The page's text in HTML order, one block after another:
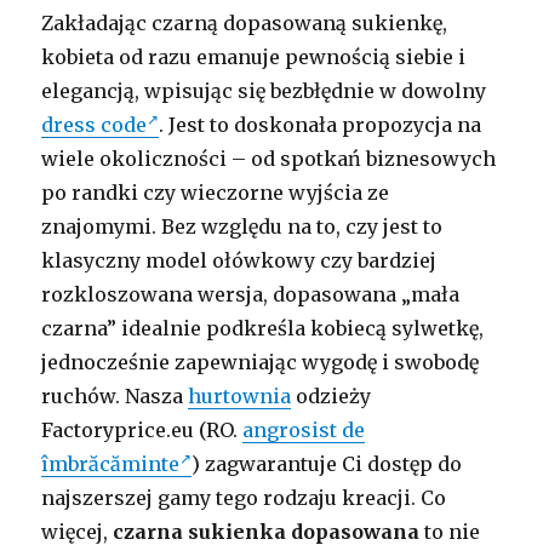
Zakładając czarną dopasowaną sukienkę,
kobieta od razu emanuje pewnością siebie i
elegancją, wpisując się bezbłędnie w dowolny
dress code . Jest to doskonała propozycja na
wiele okoliczności – od spotkań biznesowych
po randki czy wieczorne wyjścia ze
znajomymi. Bez względu na to, czy jest to
klasyczny model ołówkowy czy bardziej
rozkloszowana wersja, dopasowana „mała
czarna” idealnie podkreśla kobiecą sylwetkę,
jednocześnie zapewniając wygodę i swobodę
ruchów. Naszahurtownia odzieży
Factoryprice.eu (RO. angrosist de
îmbrăcăminte ) zagwarantuje Ci dostęp do
najszerszej gamy tego rodzaju kreacji. Co
więcej, czarna sukienka dopasowana to nie